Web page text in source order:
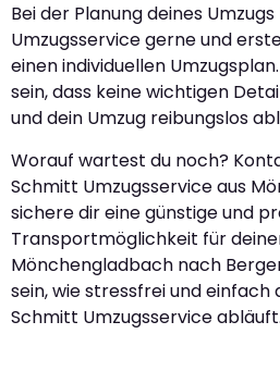
Bei der Planung deines
Umzugsservice gerne und
einen individuellen
sein, dass keine wichtigen
und dein Umzug reibungslos
Worauf wartest du noch?
Schmitt Umzugsservice aus
sichere dir eine günstige und
Transportmöglichkeit für
Mönchengladbach nach
sein, wie stressfrei und einfach
Schmitt Umzugsservice abläuft.